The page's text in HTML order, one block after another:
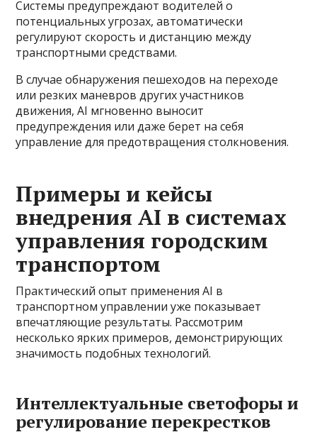
Системы предупреждают водителей о
потенциальных угрозах, автоматически
регулируют скорость и дистанцию между
транспортными средствами.
В случае обнаружения пешеходов на переходе
или резких маневров других участников
движения, AI мгновенно выносит
предупреждения или даже берет на себя
управление для предотвращения столкновения.
Примеры и кейсы
внедрения AI в системах
управления городским
транспортом
Практический опыт применения AI в
транспортном управлении уже показывает
впечатляющие результаты. Рассмотрим
несколько ярких примеров, демонстрирующих
значимость подобных технологий.
Интеллектуальные светофоры и
регулирование перекрестков